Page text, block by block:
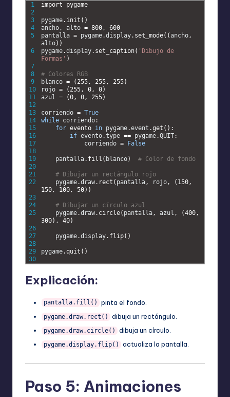
1
2
3
4
5
6
7
8
9
10
11
12
13
14
15
16
17
18
19
20
21
22
23
24
25
26
27
28
29
30
import pygame
pygame. init ( )
ancho , alto = 800 ,
600
pantalla = pygame.display. set_mode( (ancho ,
alto) )
pygame.display. set_caption( 'Dibujo de
Formas' )
# Colores RGB
blanco = ( 255 , 255 , 255)
rojo = ( 255 , 0 , 0)
azul
= (0 , 0 , 255)
corriendo = True
while corriendo:
for evento in pygame.event .get ( ) :
if evento.type == pygame.QUIT:
corriendo = False
pantalla. fill ( blanco) # Color de fondo
# Dibujar un rectángulo rojo
pygame.draw. rect ( pantalla , rojo , ( 150 ,
150 , 100 , 50) )
# Dibujar un círculo azul
pygame.draw. circle( pantalla , azul , (400 ,
300) , 40)
pygame.display. flip( )
pygame.quit ( )
Explicación:
pantalla.fill() pinta el fondo.
pygame.draw.rect() dibuja un rectángulo.
pygame.draw.circle() dibuja un círculo.
pygame.display.flip() actualiza la pantalla.
Paso 5: Animaciones